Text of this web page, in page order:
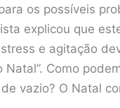
os possíveis
explicou que
e agitação
Como
vazio? O Natal